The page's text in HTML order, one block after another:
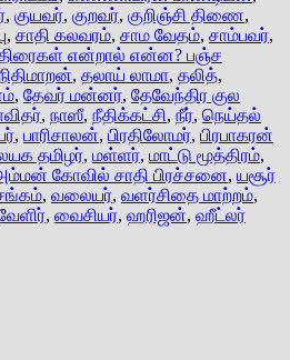
, குயவர், குறவர், குறிஞ்சி திணை,
, சாதி கலவரம், சாம வேதம், சாம்பவர்,
என்றால் என்ன? பஞ்ச
, தலாய் லாமா, தலித்,
, தேவர் மன்னர், தேவேந்திர குல
, நாஸீ, நீதிக்கட்சி, நீர், நெய்தல்
, பாரிசாலன், பிரதிலோமர், பிரபாகரன்
தமிழர், மள்ளர், மாட்டு மூத்திரம்,
கோவில் சாதி பிரச்சனை, யசூர்
, வலையர், வளர்சிதை மாற்றம்,
, வைசியர், ஹரிஜன், ஹீட்லர்